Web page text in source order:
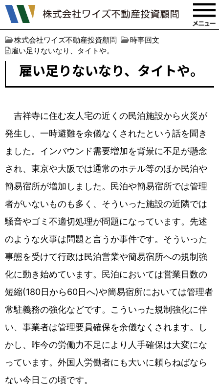
株式会社ワイズ不動産投資顧問
時事回文
雇い足りないなり、タイトや。
雇い足りないなり、タイトや。
吉祥寺に住む友人宅の近くの民泊施設から火災が
発生し、一時避難を余儀なくされたという話を聞き
ました。インバウンド需要増加を背景に不足が懸念
され、東京や大阪では通常のホテル等のほか民泊や
簡易宿所が増加しました。民泊や簡易宿所では管理
者がいないものも多く、そういった施設の近隣では
騒音やゴミ不適切処理が問題になっています。先述
のような火事は問題と言うか事件です。そういった
事態を受けて行政は民泊営業や簡易宿所への規制強
化に動き始めています。民泊においては営業日数の
短縮(180日から60日へ)や簡易宿所においては管理者
常駐義務の強化などです。こういった規制強化に伴
い、事業者は管理要員確保を余儀なくされます。し
かし、昨今の労働力不足により人手確保は大変にな
っています。外国人労働者にも大いに頼らねばなら
ない今日この頃です。